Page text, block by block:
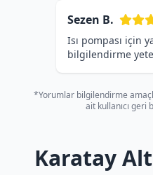
Sezen B.
Isı pompası için
bilgilendirme
*Yorumlar bilgilendirme
ait kullanıcı geri
Karatay